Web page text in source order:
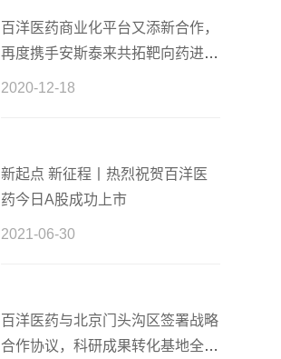
百洋医药商业化平台又添新合作，
再度携手安斯泰来共拓靶向药进口
新篇章
2020-12-18
新起点 新征程丨热烈祝贺百洋医
药今日A股成功上市
2021-06-30
百洋医药与北京门头沟区签署战略
合作协议，科研成果转化基地全新